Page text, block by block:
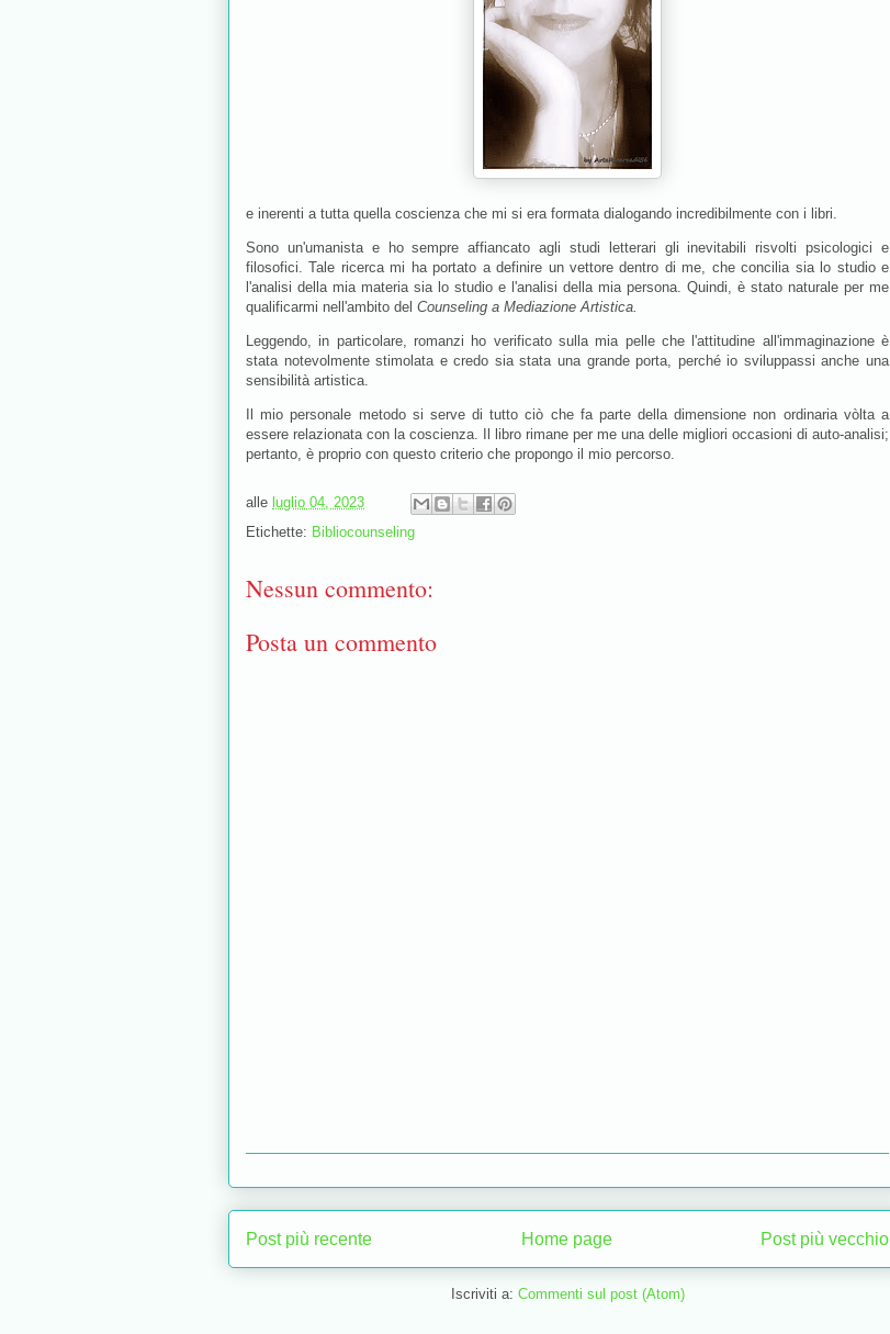
e inerenti a tutta quella coscienza che mi si era formata dialogando incredibilmente con i libri.
Sono un'umanista e ho sempre affiancato agli studi letterari gli inevitabili risvolti psicologici e
filosofici. Tale ricerca mi ha portato a definire un vettore dentro di me, che concilia sia lo studio e
l'analisi della mia materia sia lo studio e l'analisi della mia persona. Quindi, è stato naturale per me
qualificarmi nell'ambito del Counseling a Mediazione Artistica.
Leggendo, in particolare, romanzi ho verificato sulla mia pelle che l'attitudine all'immaginazione è
stata notevolmente stimolata e credo sia stata una grande porta, perché io sviluppassi anche una
sensibilità artistica.
Il mio personale metodo si serve di tutto ciò che fa parte della dimensione non ordinaria vòlta a
essere relazionata con la coscienza. Il libro rimane per me una delle migliori occasioni di auto-analisi;
pertanto, è proprio con questo criterio che propongo il mio percorso.
alle luglio 04, 2023
Etichette: Bibliocounseling
Nessun commento:
Posta un commento
Post più recente Post più vecchio
Home page
Iscriviti a: Commenti sul post (Atom)